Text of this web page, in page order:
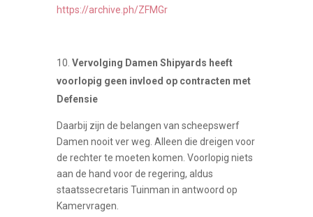
https://archive.ph/ZFMGr
Vervolging Damen Shipyards heeft
voorlopig geen invloed op contracten met
Defensie
Daarbij zijn de belangen van scheepswerf
Damen nooit ver weg. Alleen die dreigen voor
de rechter te moeten komen. Voorlopig niets
aan de hand voor de regering, aldus
staatssecretaris Tuinman in antwoord op
Kamervragen.